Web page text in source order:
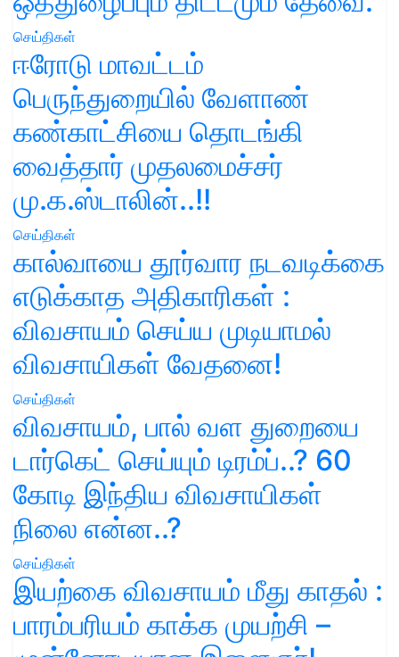
செய்திகள்
ஈரோடு மாவட்டம்
பெருந்துறையில் வேளாண்
கண்காட்சியை தொடங்கி
வைத்தார் முதலமைச்சர்
மு.க.ஸ்டாலின்..!!
செய்திகள்
கால்வாயை தூர்வார நடவடிக்கை
எடுக்காத அதிகாரிகள் :
விவசாயம் செய்ய முடியாமல்
விவசாயிகள் வேதனை!
செய்திகள்
விவசாயம், பால் வள துறையை
டார்கெட் செய்யும் டிரம்ப்..? 60
கோடி இந்திய விவசாயிகள்
நிலை என்ன..?
செய்திகள்
இயற்கை விவசாயம் மீது காதல் :
பாரம்பரியம் காக்க முயற்சி –